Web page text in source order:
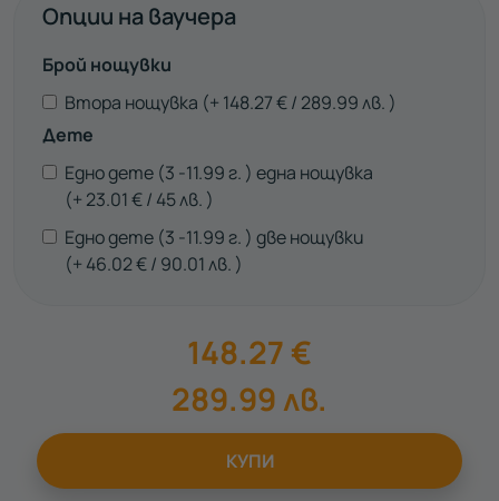
Опции на ваучера
Брой нощувки
Втора нощувка
148.27€ 289.99лв.
Дете
Едно дете (3 -11.99 г. ) една нощувка
23.01€ 45лв.
Едно дете (3 -11.99 г. ) две нощувки
46.02€ 90.01лв.
148.27 €
289.99лв.
КУПИ